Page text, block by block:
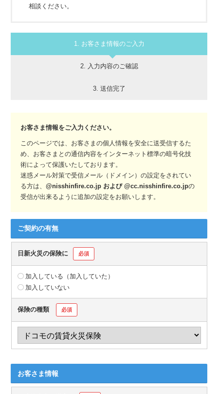
相談ください。
1. お客さま情報のご入力
2. 入力内容のご確認
3. 送信完了
お客さま情報をご入力ください。
このページでは、お客さまの個人情報を安全に送受信するた
め、お客さまとの通信内容をインターネット標準の暗号化技
術によって保護いたしております。
迷惑メール対策で受信メール（ドメイン）の設定をされてい
る方は、@nisshinfire.co.jp および @cc.nisshinfire.co.jpの
受信が出来るように追加の設定をお願いします。
ご契約の有無
日新火災の保険に 必須
加入している（加入していた）
加入していない
保険の種類 必須
お客さま情報